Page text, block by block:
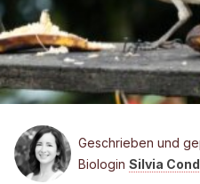
Geschrieben und
Biologin Silvia